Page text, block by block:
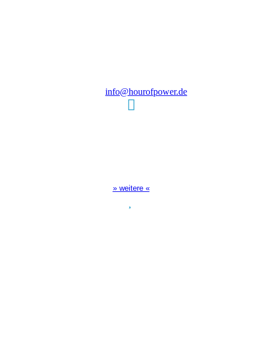
info@hourofpower.de
» weitere «